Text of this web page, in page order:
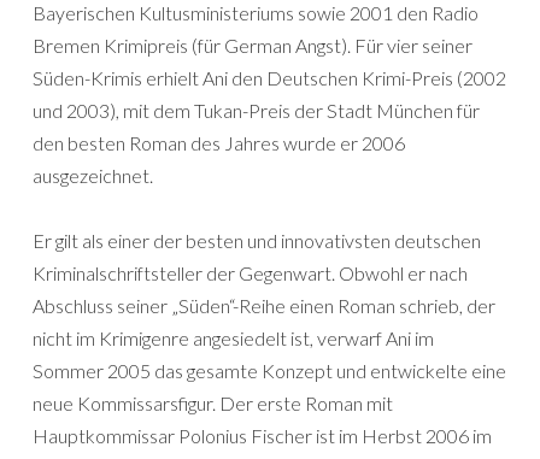
Bayerischen Kultusministeriums sowie 2001 den Radio
Bremen Krimipreis (für German Angst). Für vier seiner
Süden-Krimis erhielt Ani den Deutschen Krimi-Preis (2002
und 2003), mit dem Tukan-Preis der Stadt München für
den besten Roman des Jahres wurde er 2006
ausgezeichnet.
Er gilt als einer der besten und innovativsten deutschen
Kriminalschriftsteller der Gegenwart. Obwohl er nach
Abschluss seiner „Süden“-Reihe einen Roman schrieb, der
nicht im Krimigenre angesiedelt ist, verwarf Ani im
Sommer 2005 das gesamte Konzept und entwickelte eine
neue Kommissarsfigur. Der erste Roman mit
Hauptkommissar Polonius Fischer ist im Herbst 2006 im